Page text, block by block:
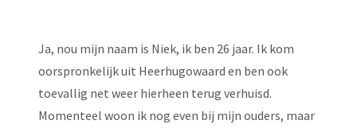
Ja, nou mijn naam is Niek, ik ben 26 jaar. Ik kom
oorspronkelijk uit Heerhugowaard en ben ook
toevallig net weer hierheen terug verhuisd.
Momenteel woon ik nog even bij mijn ouders, maar